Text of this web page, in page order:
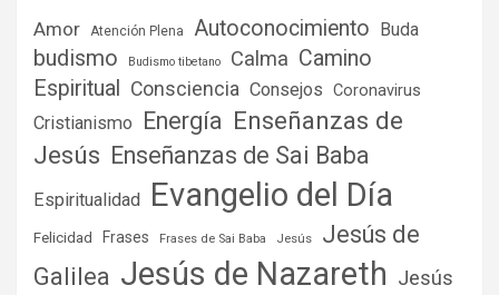
Amor Atención Plena Autoconocimiento Buda
budismo Budismo tibetano Calma Camino
Espiritual
Consciencia Consejos Coronavirus
Cristianismo Energía Enseñanzas de
Jesús Enseñanzas de Sai Baba
Espiritualidad Evangelio del Día
Felicidad Frases Frases de Sai Baba Jesús
Jesús de
Galilea Jesús de Nazareth Jesús